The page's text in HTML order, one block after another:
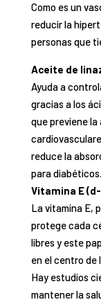
Como es un
reducir la
personas que
Aceite de
Ayuda a
gracias a los
que previene la
reduce la absor
para diabéticos.
Vitamina E
La vitamina E,
protege cada
libres y este
en el centro de
Hay estudios
mantener la